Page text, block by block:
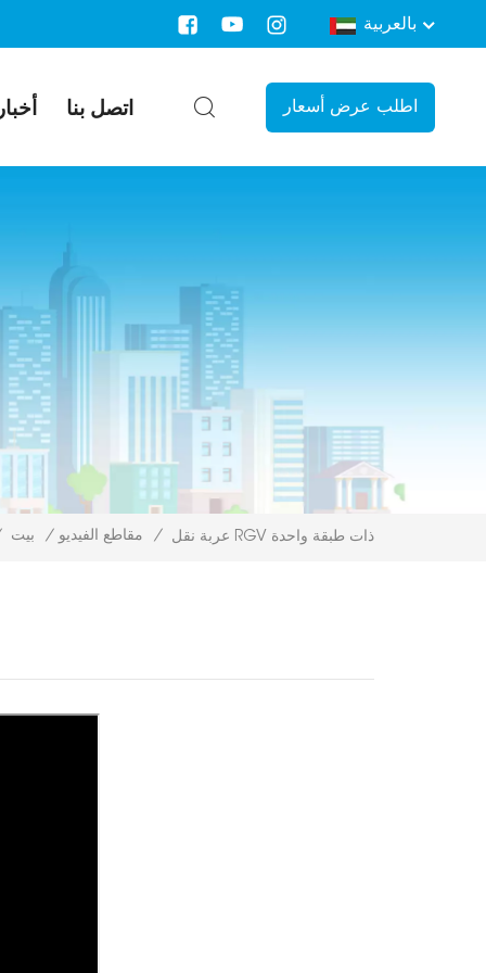
بالعربية
أخبار اتصل بنا اطلب عرض أسعار
بيت / مقاطع الفيديو / عربة نقل RGV ذات طبقة واحدة